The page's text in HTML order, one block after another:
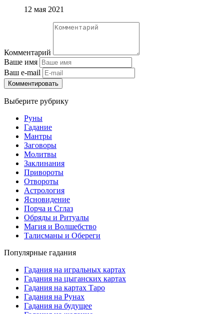
12 мая 2021
Комментарий
Ваше имя
Ваш e-mail
Комментировать
Выберите рубрику
Руны
Гадание
Мантры
Заговоры
Молитвы
Заклинания
Привороты
Отвороты
Астрология
Ясновидение
Порча и Сглаз
Обряды и Ритуалы
Магия и Волшебство
Талисманы и Обереги
Популярные гадания
Гадания на игральных картах
Гадания на цыганских картах
Гадания на картах Таро
Гадания на Рунах
Гадания на будущее